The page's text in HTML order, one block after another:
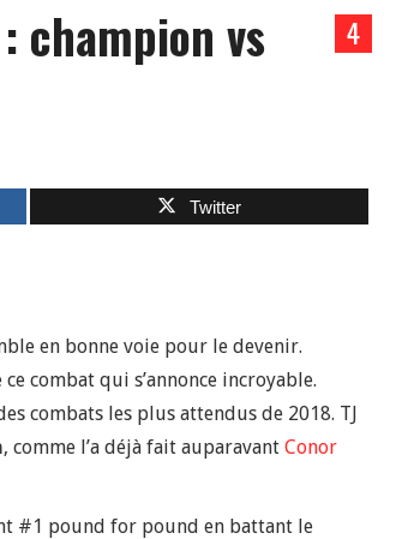
4
champion vs
Twitter
en bonne voie pour le devenir.
ce combat qui s’annonce incroyable.
combats les plus attendus de 2018. TJ
, comme l’a déjà fait auparavant Conor
#1 pound for pound en battant le